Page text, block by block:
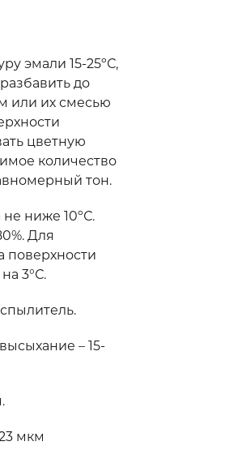
эмали 15-25ºС,
до
или их смесью
цветную
количество
тон.
ниже 10ºС.
Для
поверхности
3°С.
– 15-
мкм